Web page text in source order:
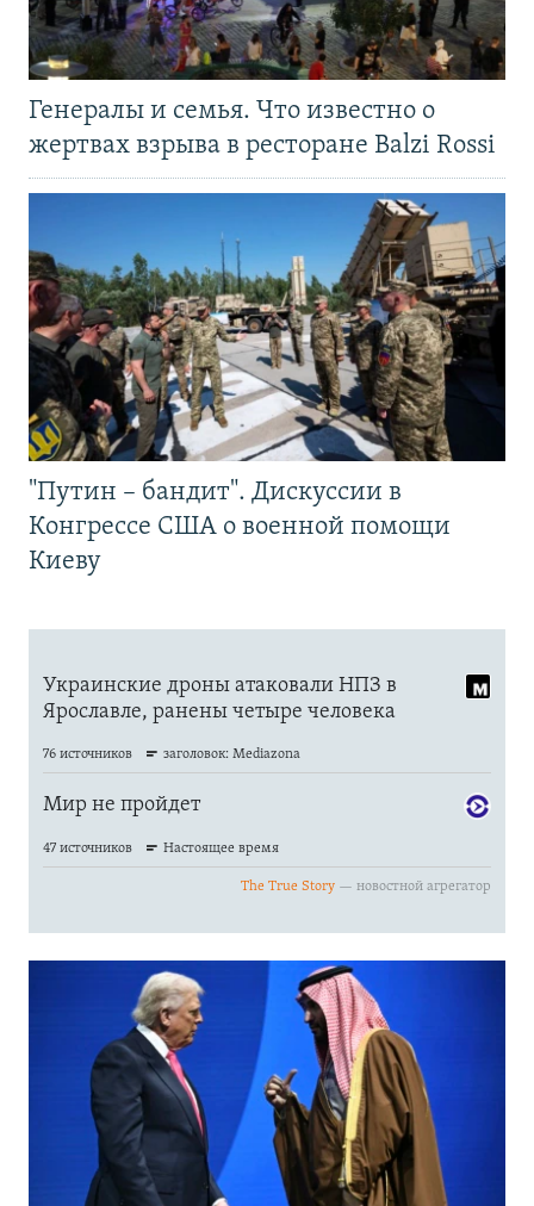
Генералы и семья. Что известно о
жертвах взрыва в ресторане Balzi Rossi
"Путин – бандит". Дискуссии в
Конгрессе США о военной помощи
Киеву